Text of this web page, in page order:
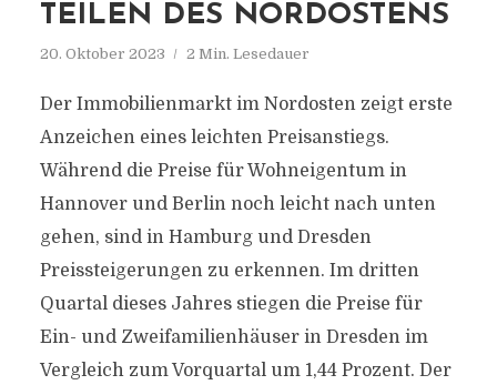
TEILEN DES NORDOSTENS
20. Oktober 2023 2 Min. Lesedauer
Der Immobilienmarkt im Nordosten zeigt erste
Anzeichen eines leichten Preisanstiegs.
Während die Preise für Wohneigentum in
Hannover und Berlin noch leicht nach unten
gehen, sind in Hamburg und Dresden
Preissteigerungen zu erkennen. Im dritten
Quartal dieses Jahres stiegen die Preise für
Ein- und Zweifamilienhäuser in Dresden im
Vergleich zum Vorquartal um 1,44 Prozent. Der